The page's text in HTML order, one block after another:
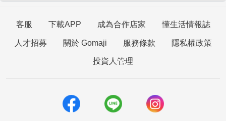
客服 下載APP 成為合作店家 懂生活情報誌
人才招募 關於 Gomaji 服務條款 隱私權政策
投資人管理